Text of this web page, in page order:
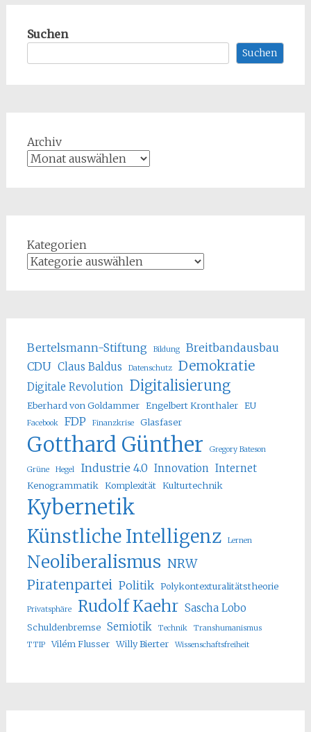
Suchen
Suchen
Archiv
Kategorien
Bertelsmann-Stiftung Bildung
Breitbandausbau
CDU Claus Baldus Datenschutz Demokratie
Digitale Revolution Digitalisierung
Eberhard von Goldammer Engelbert Kronthaler EU
Facebook FDP Finanzkrise Glasfaser
Gotthard Günther Gregory Bateson
Grüne Hegel Industrie 4.0 Innovation Internet
Kenogrammatik Komplexität Kulturtechnik
Kybernetik
Künstliche Intelligenz Lernen
Neoliberalismus NRW
Piratenpartei Politik Polykontexturalitätstheorie
Privatsphäre Rudolf Kaehr Sascha Lobo
Schuldenbremse Semiotik Technik
Transhumanismus
TTIP
Vilém Flusser Willy Bierter Wissenschaftsfreiheit